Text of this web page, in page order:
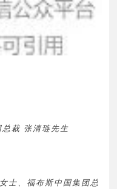
裁 张清琏先生
士、福布斯中国集团总